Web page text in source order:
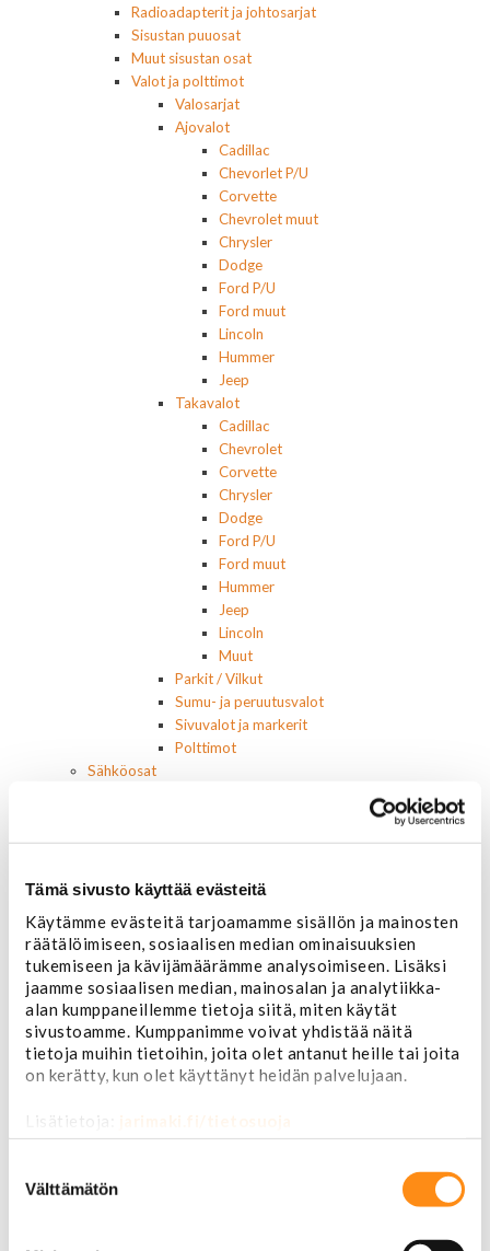
Tämä sivusto käyttää evästeitä
Käytämme evästeitä tarjoamamme sisällön ja mainosten
räätälöimiseen, sosiaalisen median ominaisuuksien
tukemiseen ja kävijämäärämme analysoimiseen. Lisäksi
jaamme sosiaalisen median, mainosalan ja analytiikka-
alan kumppaneillemme tietoja siitä, miten käytät
sivustoamme. Kumppanimme voivat yhdistää näitä
tietoja muihin tietoihin, joita olet antanut heille tai joita
on kerätty, kun olet käyttänyt heidän palvelujaan.
Lisätietoja: jarimaki.fi/tietosuoja
valinta
Välttämätön
Radioadapterit ja johtosarjat
Sisustan puuosat
Muut sisustan osat
Valot ja polttimot
Valosarjat
Ajovalot
Cadillac
Chevorlet P/U
Corvette
Chevrolet muut
Chrysler
Dodge
Ford P/U
Ford muut
Lincoln
Hummer
Jeep
Takavalot
Cadillac
Chevrolet
Corvette
Chrysler
Dodge
Ford P/U
Ford muut
Hummer
Jeep
Lincoln
Muut
Parkit / Vilkut
Sumu- ja peruutusvalot
Sivuvalot ja markerit
Polttimot
Sähköosat
Lasinnostin- ja keskuslukon moottorit
Laturit ja laturin osat
Laturin osat
Etuvastukset
Kennot
Kompressorit ja osat
Käyttöpaneelit / kytkimet
Moottorit
Ilmastoinnin osat
Muut
Startit ja startin osat
Starttimoottorit